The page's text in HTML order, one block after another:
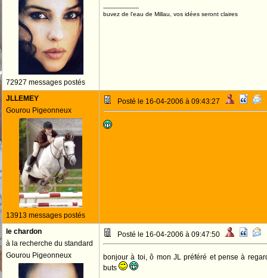
72927 messages postés
--------------------
buvez de l'eau de Millau, vos idées seront claires
JLLEMEY
Gourou Pigeonneux
13913 messages postés
Posté le 16-04-2006 à 09:43:27
le chardon
à la recherche du standard
Gourou Pigeonneux
Posté le 16-04-2006 à 09:47:50
bonjour à toi, ô mon JL préféré et pense à
buts